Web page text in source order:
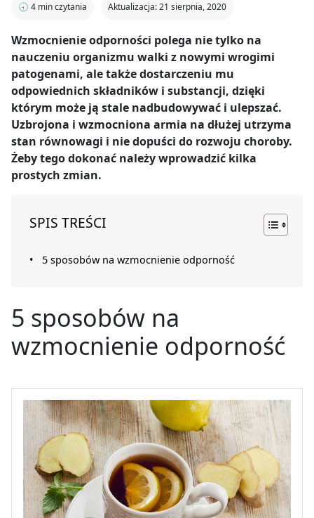
🕣 4 min czytania Aktualizacja: 21 sierpnia, 2020
Wzmocnienie odporności polega nie tylko na
nauczeniu organizmu walki z nowymi wrogimi
patogenami, ale także dostarczeniu mu
odpowiednich składników i substancji, dzięki
którym może ją stale nadbudowywać i ulepszać.
Uzbrojona i wzmocniona armia na dłużej utrzyma
stan równowagi i nie dopuści do rozwoju choroby.
Żeby tego dokonać należy wprowadzić kilka
prostych zmian.
SPIS TREŚCI
5 sposobów na wzmocnienie odporność
5 sposobów na
wzmocnienie odporność